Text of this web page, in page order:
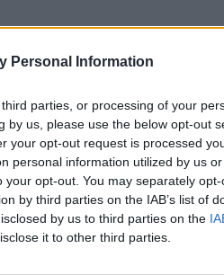
Personal Information
parties, or processing of your
by us, please use the below opt-out
your opt-out request is processed
personal information utilized by us
opt-out. You may separately
by third parties on the IAB’s list of
by us to third parties on the
it to other third parties.
szervezett, autóbuszvezetésre